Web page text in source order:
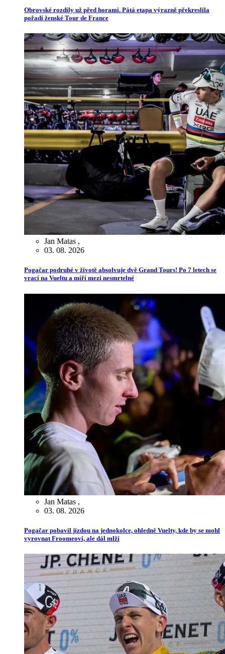
Obrovské rozdíly už před horami. Pátá etapa výrazně překreslila
pořadí ženské Tour de France
Jan Matas ,
03. 08. 2026
Pogačar podruhé v životě absolvuje dvě Grand Tours! Po 7 letech se
vrací na Vueltu a míří mezi nesmrtelné
Jan Matas ,
03. 08. 2026
Pogačar pobavil jízdou na jednokolce, ohledně Vuelty, kde by se mohl
vyrovnat Froomeovi, ale dál mlží